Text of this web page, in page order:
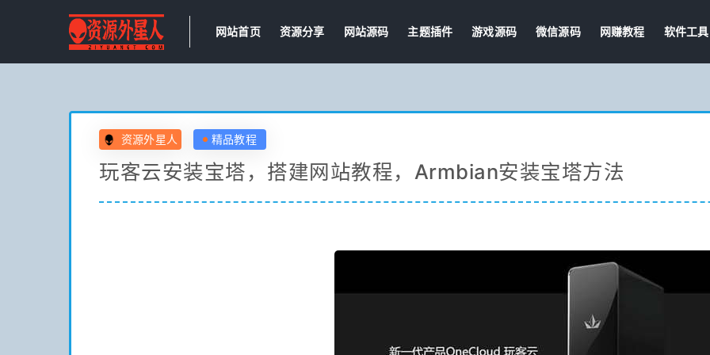
网站首页 资源分享 网站源码 主题插件 游戏源码 微信源码 网赚教程 软件工具
资源外星人 精品教程
玩客云安装宝塔，搭建网站教程，Armbian安装宝塔方法